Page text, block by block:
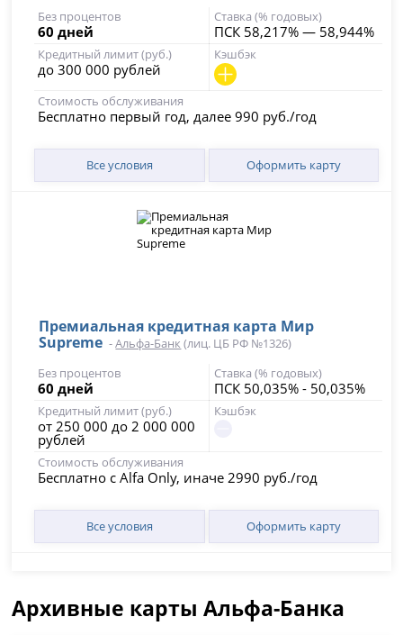
Без процентов
60 дней​
Ставка (% годовых)
ПСК 58,217% — 58,944%
Кредитный лимит (руб.)
до 300 000 рублей
Кэшбэк
Стоимость обслуживания
Бесплатно первый год, далее 990 руб./год
Все условия Оформить карту
Премиальная кредитная карта Мир
Supreme -Альфа-Банк (лиц. ЦБ РФ №1326)
Без процентов
60 дней
Ставка (% годовых)
ПСК 50,035% - 50,035%
Кредитный лимит (руб.)
от 250 000 до 2 000 000
рублей
Кэшбэк
Стоимость обслуживания
Бесплатно с Alfa Only, иначе 2990 руб./год
Все условия Оформить карту
Архивные карты Альфа-Банка